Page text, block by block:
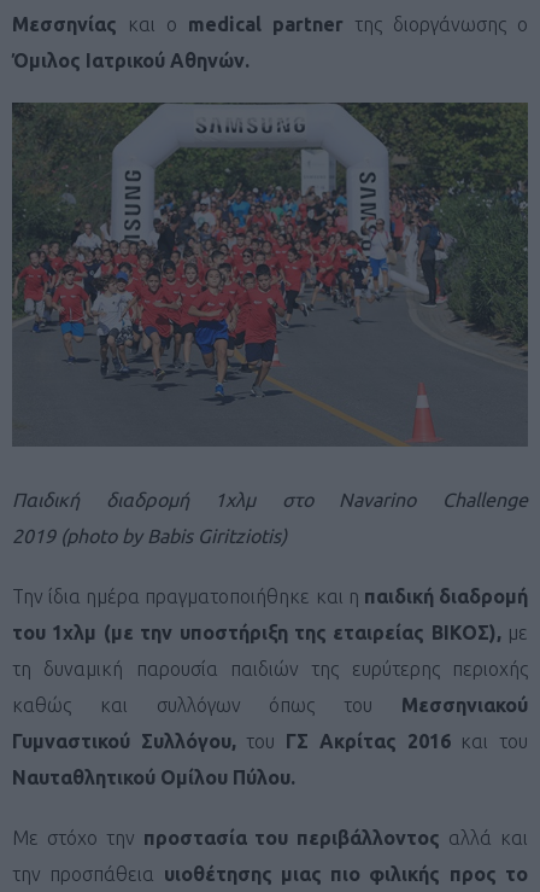
Μεσσηνίας
και ο medical partner της διοργάνωσης ο
Όμιλος Ιατρικού Αθηνών.
Παιδική διαδρομή 1χλμ στο Navarino Challenge
2019 (photo by Babis Giritziotis)
Την ίδια ημέρα πραγματοποιήθηκε και η παιδική διαδρομή
του 1χλμ (με την υποστήριξη της εταιρείας ΒΙΚΟΣ),με
τη δυναμική παρουσία παιδιών της ευρύτερης περιοχής
καθώς και συλλόγων όπως του Μεσσηνιακού
Γυμναστικού Συλλόγου, του ΓΣ Ακρίτας 2016 και του
Ναυταθλητικού Ομίλου Πύλου.
Με στόχο την προστασία του περιβάλλοντος αλλά και
την προσπάθεια υιοθέτησης μιας πιο φιλικής προς το